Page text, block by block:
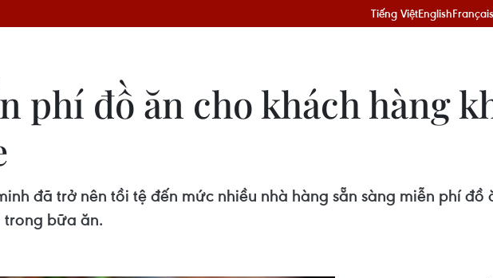
Tiếng ViệtEnglishFrançais
phí đồ ăn cho khách hàng
đã trở nên tồi tệ đến mức nhiều nhà hàng sẵn sàng miễn phí đồ
trong bữa ăn.